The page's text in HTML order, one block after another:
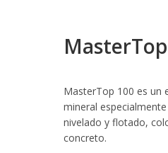
MasterTop 100 es un
mineral
nivelado y flotado,
concreto.